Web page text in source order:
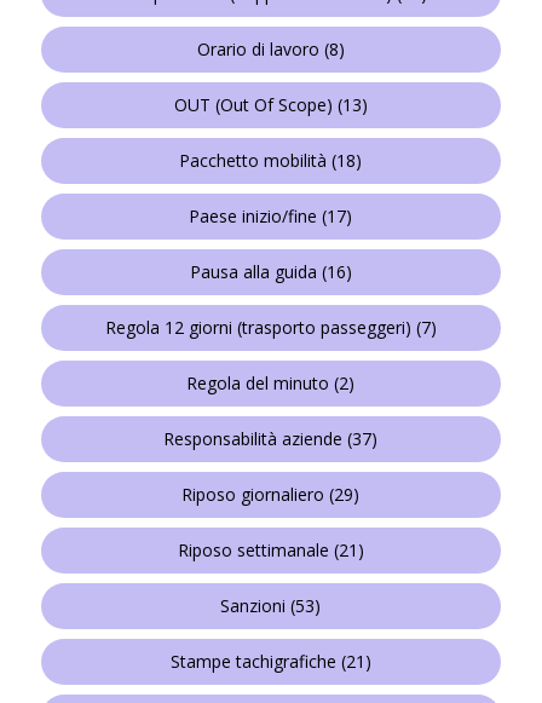
Orario di lavoro (8)
OUT (Out Of Scope) (13)
Pacchetto mobilità (18)
Paese inizio/fine (17)
Pausa alla guida (16)
Regola 12 giorni (trasporto passeggeri) (7)
Regola del minuto (2)
Responsabilità aziende (37)
Riposo giornaliero (29)
Riposo settimanale (21)
Sanzioni (53)
Stampe tachigrafiche (21)